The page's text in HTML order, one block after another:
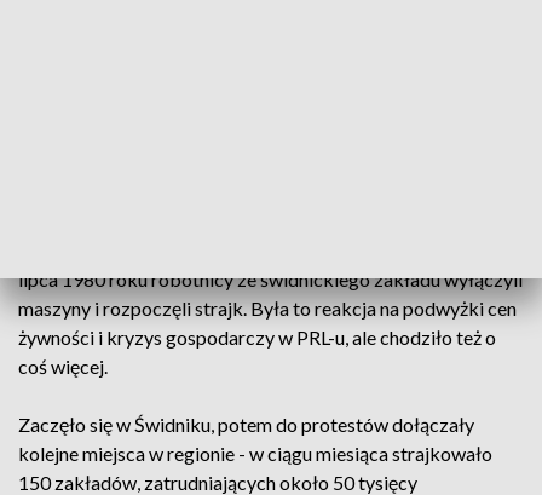
lipca 1980 roku robotnicy ze świdnickiego zakładu wyłączyli
maszyny i rozpoczęli strajk. Była to reakcja na podwyżki cen
żywności i kryzys gospodarczy w PRL-u, ale chodziło też o
coś więcej.
Zaczęło się w Świdniku, potem do protestów dołączały
kolejne miejsca w regionie - w ciągu miesiąca strajkowało
150 zakładów, zatrudniających około 50 tysięcy